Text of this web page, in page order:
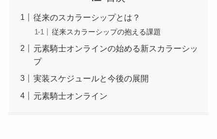
従来のスカラーシップとは？
従来スカラーシップの抱える課題
元素騎士オンラインの始める新スカラーシッ
プ
実装スケジュールと今後の展開
元素騎士オンライン